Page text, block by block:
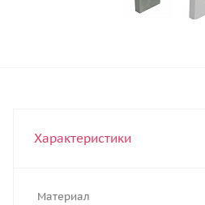
Характеристики
Материал